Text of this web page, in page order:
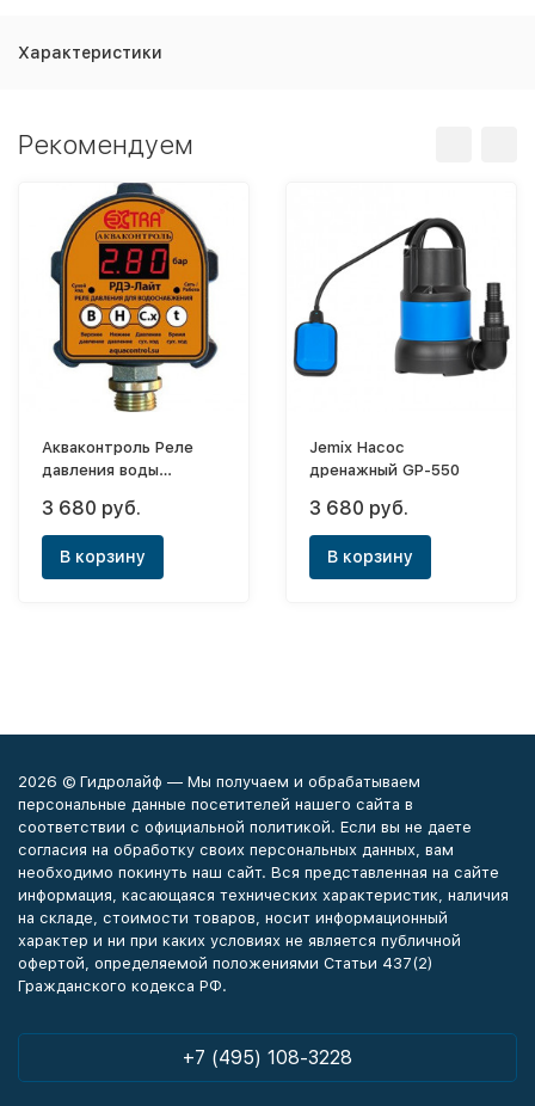
Характеристики
Рекомендуем
Акваконтроль Реле
давления воды
РДЭ-Лайт (1,5квт;
G1/2; 5%)
3 680 руб.
В корзину
Jemix Насос
дренажный GP-550
3 680 руб.
В корзину
2026 © Гидролайф — Мы получаем и обрабатываем
персональные данные посетителей нашего сайта в
соответствии с официальной политикой. Если вы не даете
согласия на обработку своих персональных данных, вам
необходимо покинуть наш сайт. Вся представленная на сайте
информация, касающаяся технических характеристик, наличия
на складе, стоимости товаров, носит информационный
характер и ни при каких условиях не является публичной
офертой, определяемой положениями Статьи 437(2)
Гражданского кодекса РФ.
+7 (495) 108-3228